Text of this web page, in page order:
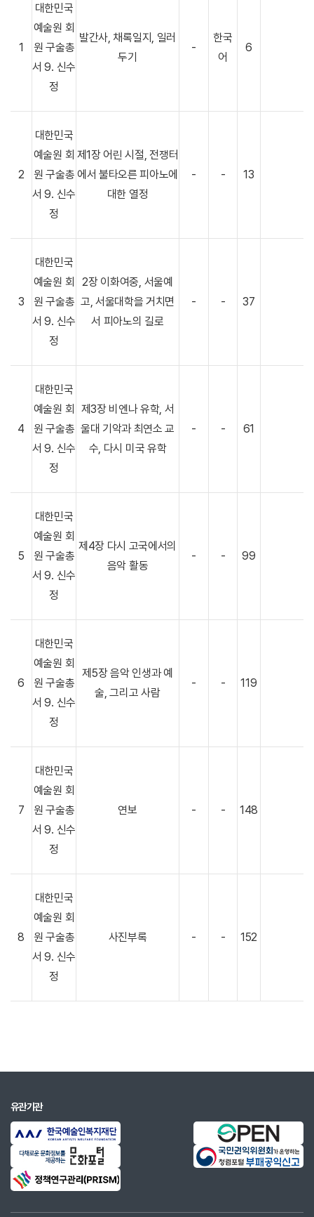
1
대한민국
예술원 회
원 구술총
서 9. 신수
정
발간사, 채록일지, 일러
두기
-
한국
어
6
2
대한민국
예술원 회
원 구술총
서 9. 신수
정
제1장 어린 시절, 전쟁터
에서 불타오른 피아노에
대한 열정
- - 13
3
대한민국
예술원 회
원 구술총
서 9. 신수
정
2장 이화여중, 서울예
고, 서울대학을 거치면
서 피아노의 길로
- - 37
4
대한민국
예술원 회
원 구술총
서 9. 신수
정
제3장 비엔나 유학, 서
울대 기악과 최연소 교
수, 다시 미국 유학
- - 61
5
대한민국
예술원 회
원 구술총
서 9. 신수
정
제4장 다시 고국에서의
음악 활동
- - 99
6
대한민국
예술원 회
원 구술총
서 9. 신수
정
제5장 음악 인생과 예
술, 그리고 사람
- - 119
7
대한민국
예술원 회
원 구술총
서 9. 신수
정
연보 - - 148
8
대한민국
예술원 회
원 구술총
서 9. 신수
정
사진부록 - - 152
유관기관